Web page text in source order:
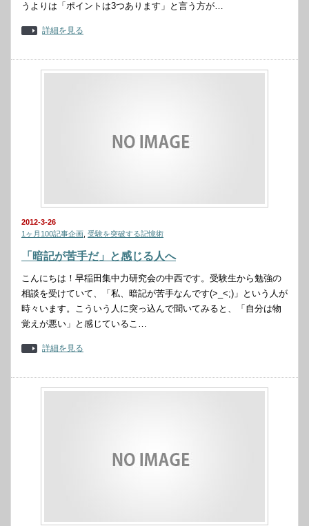
うよりは「ポイントは3つあります」と言う方が…
詳細を見る
2012-3-26
1ヶ月100記事企画 受験を突破する記憶術
「暗記が苦手だ」と感じる人へ
こんにちは！早稲田集中力研究会の中西です。受験生から勉強の
相談を受けていて、「私、暗記が苦手なんです(>_<;)」という人が
時々います。こういう人に突っ込んで聞いてみると、「自分は物
覚えが悪い」と感じているこ…
詳細を見る